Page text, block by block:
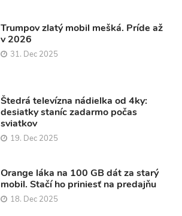
Trumpov zlatý mobil mešká. Príde až
v 2026
31. Dec 2025
Štedrá televízna nádielka od 4ky:
desiatky staníc zadarmo počas
sviatkov
19. Dec 2025
Orange láka na 100 GB dát za starý
mobil. Stačí ho priniesť na predajňu
18. Dec 2025